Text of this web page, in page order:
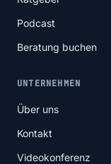
Podcast
Beratung buchen
UNTERNEHMEN
Über uns
Kontakt
Videokonferenz